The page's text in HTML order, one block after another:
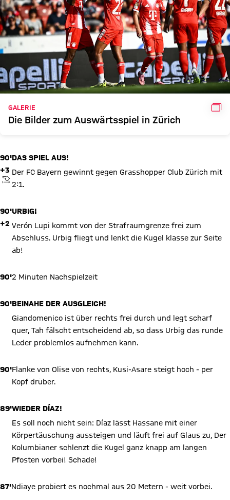
GALERIE
Die Bilder zum Auswärtsspiel in Zürich
90'
+3
ANPFIFF
DAS SPIEL AUS!
Der FC Bayern gewinnt gegen Grasshopper Club Zürich mit
2:1.
90'
+2
URBIG!
Verón Lupi kommt von der Strafraumgrenze frei zum
Abschluss. Urbig fliegt und lenkt die Kugel klasse zur Seite
ab!
90'2 Minuten Nachspielzeit
90'BEINAHE DER AUSGLEICH!
Giandomenico ist über rechts frei durch und legt scharf
quer, Tah fälscht entscheidend ab, so dass Urbig das runde
Leder problemlos aufnehmen kann.
90'Flanke von Olise von rechts, Kusi-Asare steigt hoch - per
Kopf drüber.
89'WIEDER DÍAZ!
Es soll noch nicht sein: Díaz lässt Hassane mit einer
Körpertäuschung aussteigen und läuft frei auf Glaus zu, Der
Kolumbianer schlenzt die Kugel ganz knapp am langen
Pfosten vorbei! Schade!
87'Ndiaye probiert es nochmal aus 20 Metern - weit vorbei.